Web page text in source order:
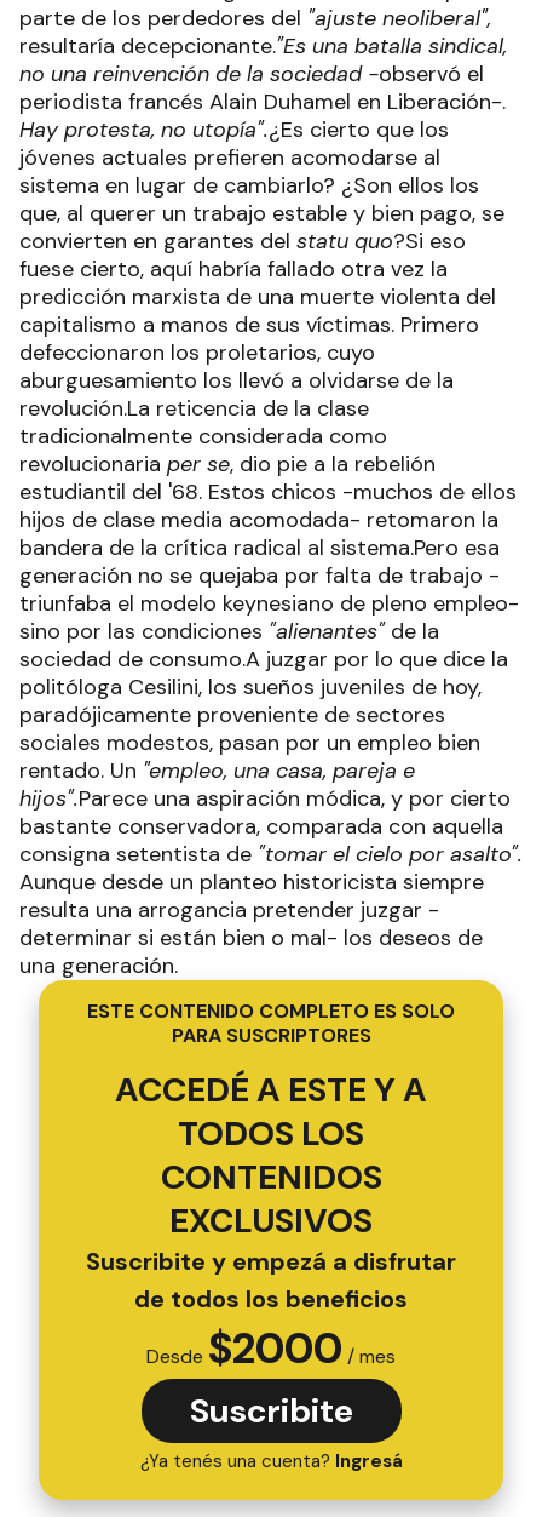
parte de los perdedores del "ajuste neoliberal",
resultaría decepcionante."Es una batalla sindical,
no una reinvención de la sociedad -observó el
periodista francés Alain Duhamel en Liberación-.
Hay protesta, no utopía".¿Es cierto que los
jóvenes actuales prefieren acomodarse al
sistema en lugar de cambiarlo? ¿Son ellos los
que, al querer un trabajo estable y bien pago, se
convierten en garantes del statu quo?Si eso
fuese cierto, aquí habría fallado otra vez la
predicción marxista de una muerte violenta del
capitalismo a manos de sus víctimas. Primero
defeccionaron los proletarios, cuyo
aburguesamiento los llevó a olvidarse de la
revolución.La reticencia de la clase
tradicionalmente considerada como
revolucionaria per se, dio pie a la rebelión
estudiantil del '68. Estos chicos -muchos de ellos
hijos de clase media acomodada- retomaron la
bandera de la crítica radical al sistema.Pero esa
generación no se quejaba por falta de trabajo -
triunfaba el modelo keynesiano de pleno empleo-
sino por las condiciones "alienantes"de la
sociedad de consumo.A juzgar por lo que dice la
politóloga Cesilini, los sueños juveniles de hoy,
paradójicamente proveniente de sectores
sociales modestos, pasan por un empleo bien
rentado. Un "empleo, una casa, pareja e
hijos".Parece una aspiración módica, y por cierto
bastante conservadora, comparada con aquella
consigna setentista de "tomar el cielo por asalto".
Aunque desde un planteo historicista siempre
resulta una arrogancia pretender juzgar -
determinar si están bien o mal- los deseos de
una generación.
ESTE CONTENIDO COMPLETO ES SOLO
PARA SUSCRIPTORES
ACCEDÉ A ESTE Y A
TODOS LOS
CONTENIDOS
EXCLUSIVOS
Suscribite y empezá a disfrutar
de todos los beneficios
Desde $2000 / mes
Suscribite
¿Ya tenés una cuenta? Ingresá